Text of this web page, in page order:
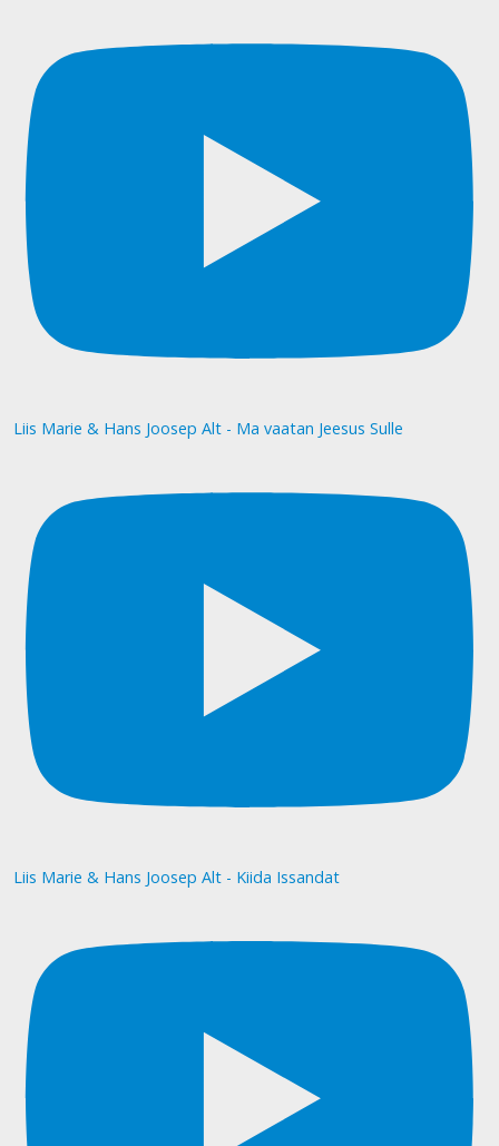
Liis Marie & Hans Joosep Alt - Ma vaatan Jeesus Sulle
Liis Marie & Hans Joosep Alt - Kiida Issandat